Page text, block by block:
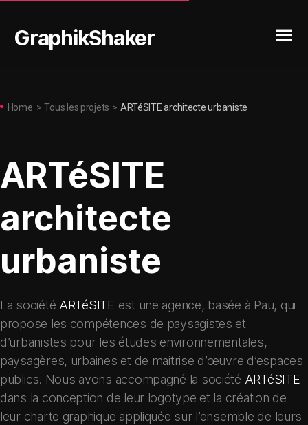
GraphikShaker
Home > Tous les projets > ARTéSITE architecte urbaniste
ARTéSITE
architecte
urbaniste
La société ARTéSITE est une agence, basée à Pau, qui
propose les compétences de paysagistes et
d’urbanistes pour les études environnementales,
paysagères, urbaines et de maitrise d’œuvre d’espaces
publics. Nous avons accompagné la société ARTéSITE
dans la conception de leur logotype et la création de
leur charte graphique appliquée sur l’ensemble de leurs